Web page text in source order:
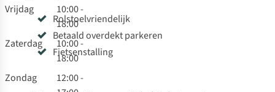
Vrijdag
10:00 -
18:00
Zaterdag
10:00 -
18:00
Zondag
12:00 -
Rolstoelvriendelijk
Betaald overdekt parkeren
Fietsenstalling